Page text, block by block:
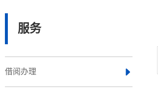
服务
借阅办理